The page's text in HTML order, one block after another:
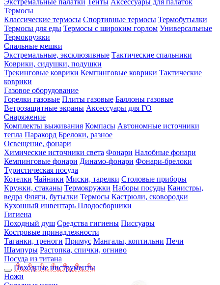
Экстремальные палатки Тенты Аксессуары для палаток
Термосы
Классические термосы Спортивные термосы Термобутылки
Термосы для еды Термосы с широким горлом Универсальные
Термокружки
Спальные мешки
Экстремальные, эксклюзивные Тактические спальники
Коврики, сидушки, подушки
Трекинговые коврики Кемпинговые коврики Тактические
коврики
Газовое оборудование
Горелки газовые Плиты газовые Баллоны газовые
Ветрозащитные экраны Аксессуары для ГО
Снаряжение
Комплекты выживания Компасы Автономные источники
тепла Паракорд Брелоки, разное
Освещение, фонари
Химические источники света Фонари Налобные фонари
Кемпинговые фонари Динамо-фонари Фонари-брелоки
Туристическая посуда
Котелки Чайники Миски, тарелки Столовые приборы
Кружки, стаканы Термокружки Наборы посуды Канистры,
ведра Фляги, бутылки Термосы Кастрюли, сковородки
Кухонный инвентарь Плодосборники
Гигиена
Походный душ Средства гигиены Писсуары
Костровые принадлежности
Таганки, треноги Примус Мангалы, коптильни Печи
Шампуры Растопка, спички, огниво
Посуда из титана
Походные инструменты
Ножи